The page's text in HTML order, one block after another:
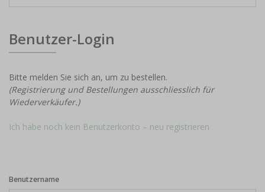
Benutzer-Login
Bitte melden Sie sich an, um zu bestellen.
(Registrierung und Bestellungen ausschliesslich für
Wiederverkäufer.)
Ich habe noch kein Benutzerkonto – neu registrieren
Benutzername